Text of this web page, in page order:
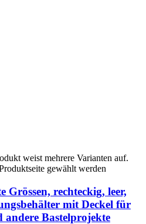
weist mehrere Varianten auf.
gewählt werden
Grössen, rechteckig, leer,
mit Deckel für
andere Bastelprojekte